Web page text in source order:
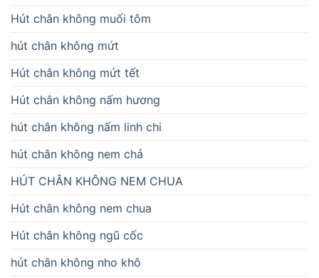
Hút chân không muối tôm
hút chân không mứt
Hút chân không mứt tết
Hút chân không nấm hương
hút chân không nấm linh chi
hút chân không nem chả
HÚT CHÂN KHÔNG NEM CHUA
Hút chân không nem chua
Hút chân không ngũ cốc
hút chân không nho khô